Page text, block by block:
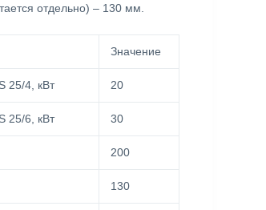
отдельно) – 130 мм.
Значение
25/4, кВт 20
25/6, кВт 30
200
130